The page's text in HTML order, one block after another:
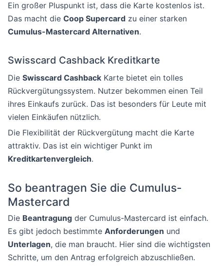
Ein großer Pluspunkt ist, dass die Karte kostenlos ist.
Das macht die Coop Supercard zu einer starken
Cumulus-Mastercard Alternativen.
Swisscard Cashback Kreditkarte
Die Swisscard Cashback Karte bietet ein tolles
Rückvergütungssystem. Nutzer bekommen einen Teil
ihres Einkaufs zurück. Das ist besonders für Leute mit
vielen Einkäufen nützlich.
Die Flexibilität der Rückvergütung macht die Karte
attraktiv. Das ist ein wichtiger Punkt im
Kreditkartenvergleich.
So beantragen Sie die Cumulus-
Mastercard
Die Beantragung der Cumulus-Mastercard ist einfach.
Es gibt jedoch bestimmte Anforderungen und
Unterlagen, die man braucht. Hier sind die wichtigsten
Schritte, um den Antrag erfolgreich abzuschließen.